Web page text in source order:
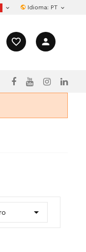
 Idioma: PT 
favorite_border person
